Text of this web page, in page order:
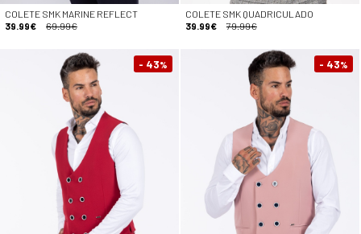
COLETE SMK MARINE REFLECT
39.99€
69.99€
COLETE SMK QUADRICULADO
39.99€
79.99€
- 43% - 43%